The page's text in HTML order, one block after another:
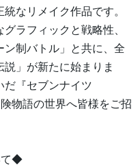
なリメイク作品です。
ラフィックと戦略性、
制バトル」と共に、全
」が新たに始まりま
だ『セブンナイツ
物語の世界へ皆様をご招
て◆